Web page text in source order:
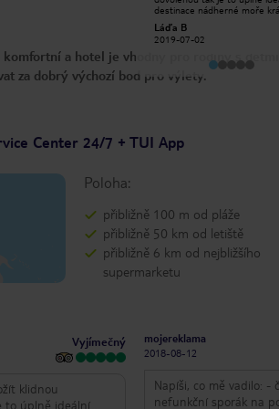
was also delicious and had
amount of content.
approximately a 1-2 minute
the hotel, the bay offers a
destinace nádherné moře
salátový bar ke všem jídlům
personál a vstřícní majitelé
Láďa B
2019-07-02
a hotel je vhodný pro rodiny s dětmi.
za dobrý výchozí bod pro výlety.
Center 24/7 + TUI App
Poloha:
přibližně 100 m od pláže
přibližně 50 km od letiště
přibližně 6 km od nejbližšího
supermarketu
Vyjímečný
klidnou
to úplně ideální
mojereklama
2018-08-12
Napíši, co mě vadilo: -
nefunkční sporák na